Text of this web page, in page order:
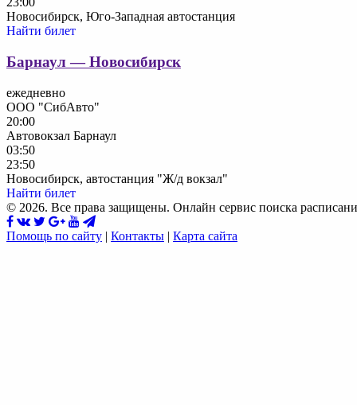
Новосибирск, Юго-Западная автостанция
Найти билет
Барнаул — Новосибирск
ежедневно
ООО "СибАвто"
20:00
Автовокзал Барнаул
03:50
23:50
Новосибирск, автостанция "Ж/д вокзал"
Найти билет
© 2026. Все права защищены. Онлайн сервис поиска
Помощь по сайту | Контакты | Карта сайта